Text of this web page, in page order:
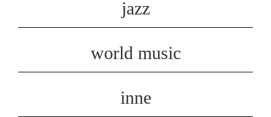
jazz
world music
inne